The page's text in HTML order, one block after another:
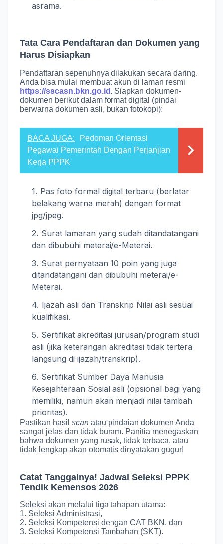
asrama.
Tata Cara Pendaftaran dan Dokumen yang
Harus Disiapkan
Pendaftaran sepenuhnya dilakukan secara daring.
Anda bisa mulai membuat akun di laman resmi
https://sscasn.bkn.go.id . Siapkan dokumen-
dokumen berikut dalam format digital (pindai
berwarna dokumen asli, bukan fotokopi):
BACA JUGA:
Pedoman Orientasi
Pegawai Pemerintah Dengan Perjanjian
Kerja PPPK
Pas foto formal digital terbaru (berlatar
belakang warna merah) dengan format
jpg/jpeg.
Surat lamaran yang sudah ditandatangani
dan dibubuhi meterai/e-Meterai.
Surat pernyataan 10 poin yang juga
ditandatangani dan dibubuhi meterai/e-
Meterai.
Ijazah asli dan Transkrip Nilai asli sesuai
kualifikasi.
Sertifikat akreditasi jurusan/program studi
asli (jika keterangan akreditasi tidak tertera
langsung di ijazah/transkrip).
Sertifikat Sumber Daya Manusia
Kesejahteraan Sosial asli (opsional bagi yang
memiliki, namun akan menjadi nilai tambah
prioritas).
Pastikan hasil scan atau pindaian dokumen Anda
sangat jelas dan tidak buram. Panitia menegaskan
bahwa dokumen yang rusak, tidak terbaca, atau
tidak lengkap akan otomatis dinyatakan gugur!
Catat Tanggalnya! Jadwal Seleksi PPPK
Tendik Kemensos 2026
Seleksi akan melalui tiga tahapan utama:
1. Seleksi Administrasi,
2. Seleksi Kompetensi dengan CAT BKN, dan
3. Seleksi Kompetensi Tambahan (SKT).